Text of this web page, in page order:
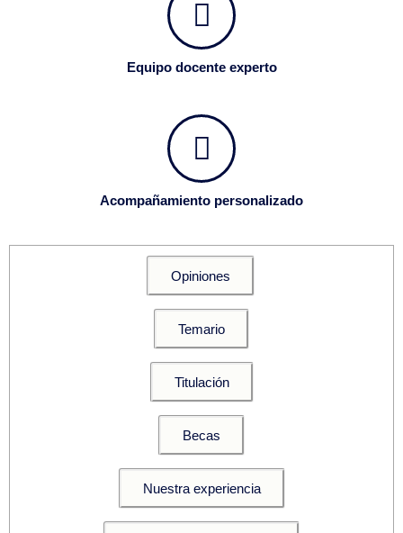
Equipo docente experto
Acompañamiento personalizado
Opiniones
Temario
Titulación
Becas
Nuestra experiencia